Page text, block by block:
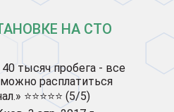
НА СТО
тысяч пробега - все
расплатиться
⭐⭐⭐⭐⭐ (5/5)